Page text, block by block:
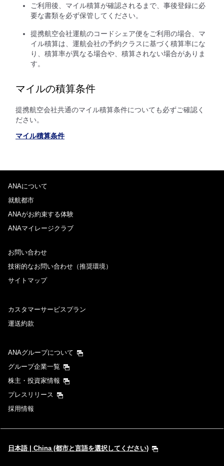
ご利用後、マイル積算が確認されるまで、事後登録に必
要な書類を必ず保管してください。
提携航空会社運航のコードシェア便をご利用の場合、マ
イル積算は、運航会社の予約クラスに基づく積算率にな
り、積算率が異なる場合や、積算されない場合がありま
す。
マイルの積算条件
提携航空会社共通のマイル積算条件についても必ずご確認く
ださい。
マイル積算条件
ANAについて
就航都市
ANAがお約束する体験
ANAマイレージクラブ
お問い合わせ
技術的なお問い合わせ（推奨環境）
サイトマップ
カスタマーサービスプラン
運送約款
ANAグループについて
グループ企業一覧
株主・投資家情報
プレスリリース
採用情報
日本語 | China (都市と言語を選択してください)